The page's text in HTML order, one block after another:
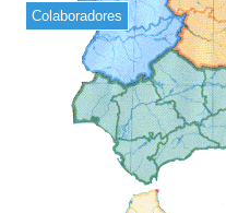
Colaboradores